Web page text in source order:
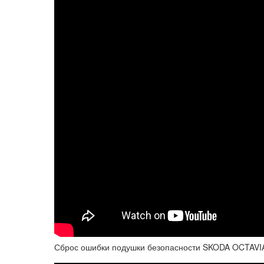
Сброс ошибки подушки безопасности SKODA